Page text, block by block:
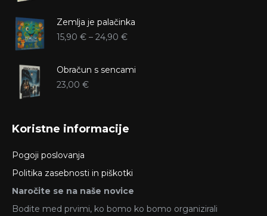
15,90 €
Zemlja je palačinka
15,90 € – 24,90 €Cenovni
15,90 €
Obračun s sencami
23,00 €
Koristne informacije
Pogoji poslovanja
Politika zasebnosti in piškotki
Naročite se na naše novice
Bodite med prvimi, ko bomo ko bomo organizirali